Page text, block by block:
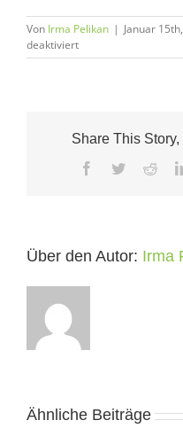
Von Irma Pelikan | Januar
deaktiviertfür
Rundbrief:
Share This
Facebook
Twitter
Über den Autor: Irma
Ähnliche Beiträge